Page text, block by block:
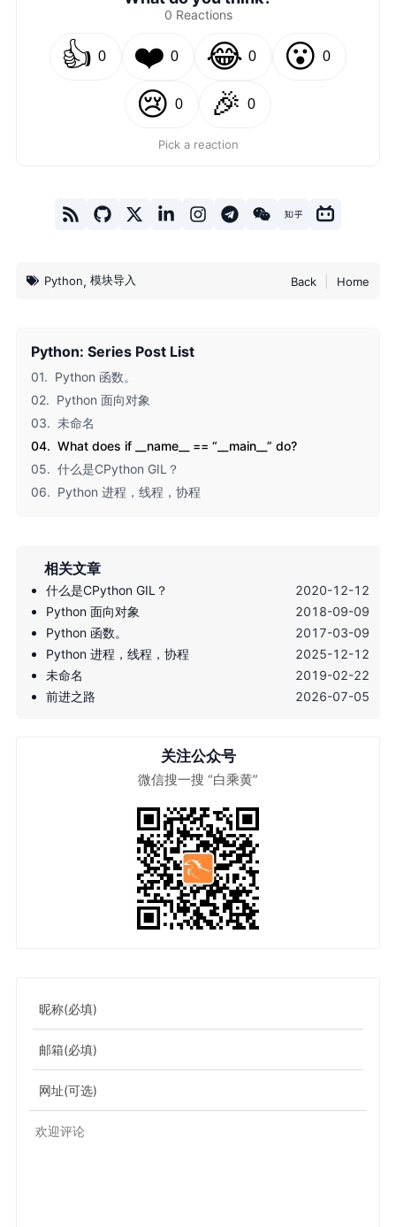
0 Reactions
👍 0 ❤️ 0 😂 0 😮 0
😢 0 🎉 0
Pick a reaction
Python, 模块导入 Back Home
Python: Series Post List
01. Python 函数。
02. Python 面向对象
03. 未命名
04. What does if __name__ == “__main__” do?
05. 什么是CPython GIL？
06. Python 进程，线程，协程
相关文章
什么是CPython GIL？
2020-12-12
Python 面向对象
2018-09-09
Python 函数。
2017-03-09
Python 进程，线程，协程
2025-12-12
未命名
2019-02-22
前进之路
2026-07-05
关注公众号
微信搜一搜 “白乘黄”
昵称(必填)
邮箱(必填)
网址(可选)